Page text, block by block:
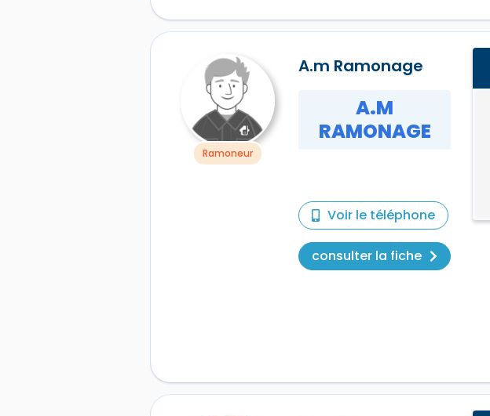
Ramoneur
A.m Ramonage
A.M
RAMONAGE
Voir le téléphone
consulter la fiche